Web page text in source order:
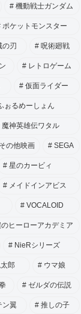
機動戦士ガンダム
ポケットモンスター
の刃 呪術廻戦
レトロゲーム
仮面ライダー
ぉるめーしょん
魔神英雄伝ワタル
その他映画 SEGA
星のカービィ
メイドインアビス
VOCALOID
ヒーローアカデミア
NieRシリーズ
郎 ウマ娘
ゼルダの伝説
ン翼 推しの子